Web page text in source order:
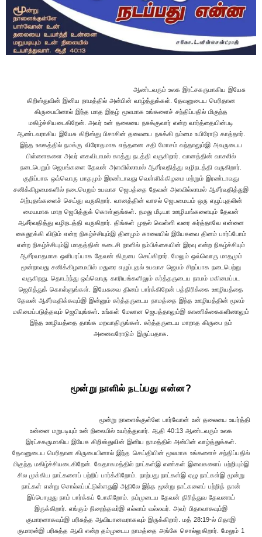
ஆண்டவரும் உலக இரட்சகருமாகிய இயேசு
கிறிஸ்துவின் இனிய நாமத்தில் அன்பின் வாழ்த்துக்கள். தேவனுடைய பெரிதான
கிருபையினால் இந்த மாத இதழ் மூலமாக உங்களைச் சந்திப்பதில் மிகுந்த
மகிழ்ச்சியடைகிறேன். அவர் உன் தலையை நசுக்குவார் என்ற வார்த்தையின்படி
ஆண்டவராகிய இயேசு கிறிஸ்து பிசாசின் தலையை நசுக்கி நம்மை உயிரோடு காத்தார்.
இந்த உலகத்தில் நமக்கு விரோதமாக எத்தனை சதி மோசம் வந்தாலும்இ அவருடைய
பிள்ளைகளை அவர் கைவிடாமல் காத்து நடத்தி வருகிறார். வானத்தின் வாசலில்
நடைபெறும் ஜெபங்களை தேவன் அளவில்லாமல் ஆசீர்வதித்து வழிநடத்தி வருகிறார்.
குறிப்பாக ஒவ்வொரு மாதமும் இரண்டாவது வெள்ளிக்கிழமை மற்றும் இரண்டாவது
சனிக்கிழமைகளில் நடைபெறும் உபவாச ஜெபத்தை தேவன் அளவில்லாமல் ஆசீர்வதித்துஇ
அற்புதங்களைச் செய்து வருகிறார். வானத்தின் வாசல் ஜெபமையம் ஒரு எழுப்புதலின்
மையமாக மாற ஜெபித்துக் கொள்ளுங்கள். நமது மீடியா ஊழியங்களையும் தேவன்
ஆசீர்வதித்து வழிநடத்தி வருகிறார். திங்கள் முதல் வெள்ளி வரை கர்த்தாவே என்னை
கைதூக்கி விடும் என்ற நிகழ்ச்சியும்இ தினமும் காலையில் இயேசுவை தினம் பார்ப்போம்
என்ற நிகழ்ச்சியும்இ மாதத்தின் கடைசி நாளில் நம்பிக்கையின் இரவு என்ற நிகழ்ச்சியும்
ஆசீர்வாதமாக ஒளிபரப்பாக தேவன் கிருபை செய்கிறார். மேலும் ஒவ்வொரு மாதமும்
மூன்றாவது சனிக்கிழமையில் மதுரை எழுப்புதல் உபவாச ஜெபம் சிறப்பாக நடைபெற்று
வருகிறது. தொடர்ந்து ஒவ்வொரு காரியங்களிலும் கர்த்தருடைய நாமம் மகிமைப்பட
ஜெபித்துக் கொள்ளுங்கள். இயேசுவை தினம் பார்க்கிறேன் பத்திரிக்கை ஊழியத்தை
தேவன் ஆசீர்வதிக்கவும்இ இன்னும் கர்த்தருடைய நாமத்தை இந்த ஊழியத்தின் மூலம்
மகிமைப்படுத்தவும் ஜெபியுங்கள். உங்கள் மேலான ஜெபத்தாலும்இ காணிக்கைகளினாலும்
இந்த ஊழியத்தை தாங்க மறவாதிருங்கள். கர்த்தருடைய மாறாத கிருபை நம்
அனைவரோடும் இருப்பதாக.
மூன்று நாளில் நடப்பது என்ன?
மூன்று நாளைக்குள்ளே பார்வோன் உன் தலையை உயர்த்தி
உன்னை மறுபடியும் உன் நிலையில் உயர்த்துவார். ஆதி 40:13 ஆண்டவரும் உலக
இரட்சகருமாகிய இயேசு கிறிஸ்துவின் இனிய நாமத்தில் அன்பின் வாழ்த்துக்கள்.
தேவனுடைய பெரிதான கிருபையினால் இந்த செய்தியின் மூலமாக உங்களைச் சந்திப்பதில்
மிகுந்த மகிழ்ச்சியடைகிறேன். வேதாகமத்தில் நாட்கள்இ எண்கள் இவைகளைப் பற்றியும்இ
சில முக்கிய நாட்களைப் பற்றிப் பார்க்கிறோம். நாற்பது நாட்கள்இ ஏழு நாட்கள்இ மூன்று
நாட்கள் என்று சொல்லப்பட்டுள்ளதுஇ அதிலே இந்த மூன்று நாட்களைப் பற்றித் தான்
இப்பொழுது நாம் பார்க்கப் போகிறோம். நம்முடைய தேவன் திரித்துவ தேவனாய்
இருக்கிறார். எங்கும் நிறைந்தவர்இ எல்லாம் வல்லவர். அவர் பிதாவாகவும்இ
குமாரனாகவும்இ பரிசுத்த ஆவியானவராகவும் இருக்கிறார். மத் 28:19-ல் பிதாஇ
குமாரன்இ பரிசுத்த ஆவி என்ற தம்முடைய நாமத்தை அங்கே சொல்லுகிறார். மேலும் 1